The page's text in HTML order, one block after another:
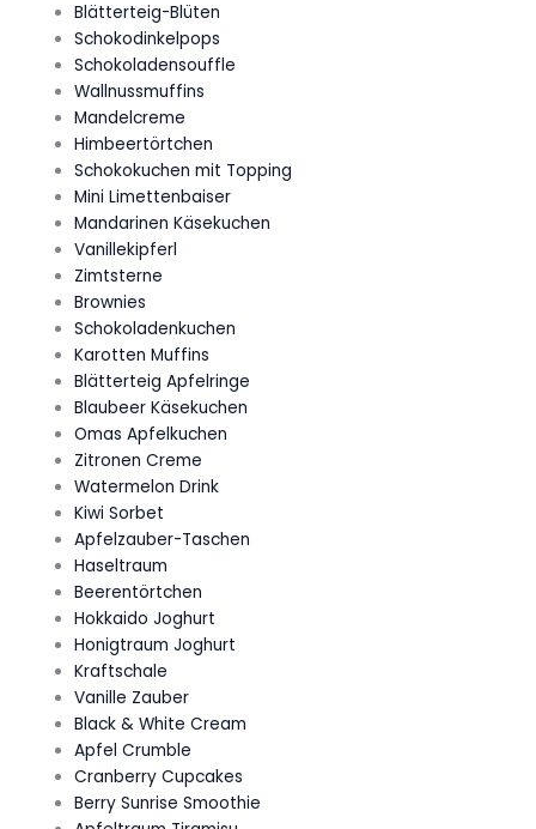
Blätterteig-Blüten
Schokodinkelpops
Schokoladensouffle
Wallnussmuffins
Mandelcreme
Himbeertörtchen
Schokokuchen mit Topping
Mini Limettenbaiser
Mandarinen Käsekuchen
Vanillekipferl
Zimtsterne
Brownies
Schokoladenkuchen
Karotten Muffins
Blätterteig Apfelringe
Blaubeer Käsekuchen
Omas Apfelkuchen
Zitronen Creme
Watermelon Drink
Kiwi Sorbet
Apfelzauber-Taschen
Haseltraum
Beerentörtchen
Hokkaido Joghurt
Honigtraum Joghurt
Kraftschale
Vanille Zauber
Black & White Cream
Apfel Crumble
Cranberry Cupcakes
Berry Sunrise Smoothie